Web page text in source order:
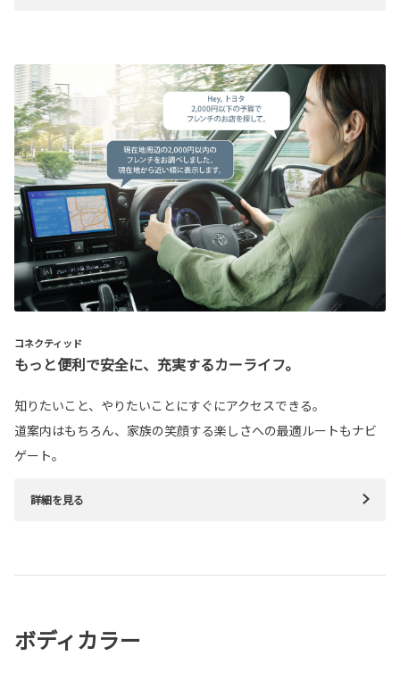
コネクティッド
もっと便利で安全に、充実するカーライフ。
知りたいこと、やりたいことにすぐにアクセスできる。
道案内はもちろん、家族の笑顔する楽しさへの最適ルートもナビ
ゲート。
詳細を見る
ボディカラー